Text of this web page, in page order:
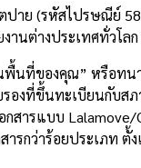
ปาย (รหัสไปรษณีย์
านต่างประเทศทั่วโ
พื้นที่ของคุณ” หรือท
องที่ขึ้นทะเบียนกับ
สารแบบ
ารกว่าร้อยประเภท